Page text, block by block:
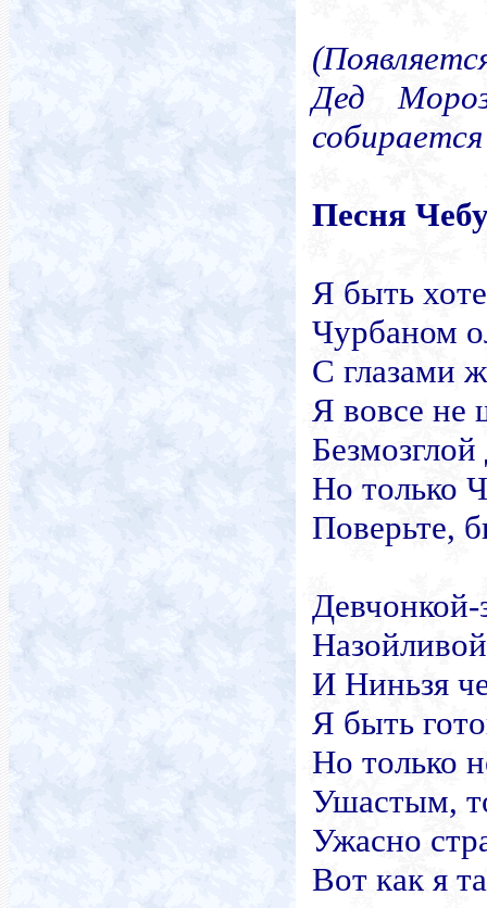
Дед
Песня
Я быть
Чурбаном
С глазами
Я вовсе не
Но только
Поверьте,
И Ниньзя
Я быть
Но только
Ушастым,
Ужасно
Вот как я